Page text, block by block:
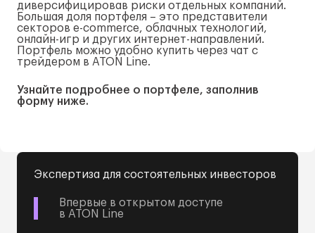
диверсифицировав риски отдельных компаний.
Большая доля портфеля – это представители
секторов e-commerce, облачных технологий,
онлайн-игр и других интернет-направлений.
Портфель можно удобно купить через чат с
трейдером в ATON Line.
Узнайте подробнее о портфеле, заполнив
форму ниже.
Экспертиза для состоятельных инвесторов
Впервые в открытом доступе
в ATON Line